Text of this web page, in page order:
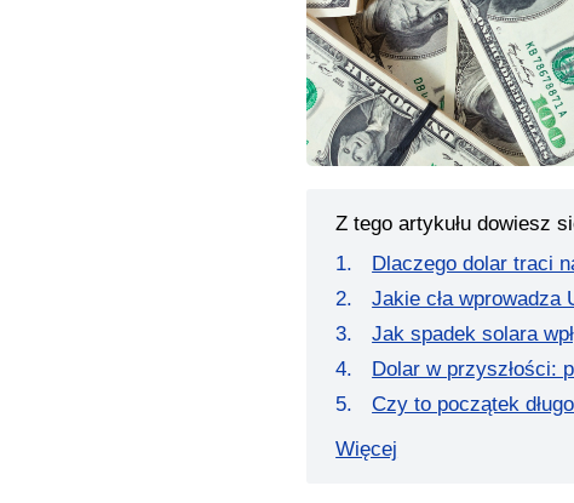
Z tego artykułu dowiesz
Dlaczego dolar traci
Jakie cła wprowadza
Jak spadek solara
Dolar w przyszłości:
Czy to początek
Więcej